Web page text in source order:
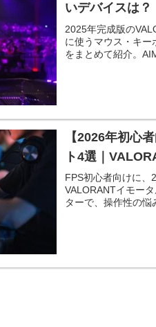
いデバイスは？
2025年完成版の
に使うマウス・キー
をまとめて紹介。
【2026年初心
ト4選｜
FPS初心者向けに、
VALORANTイモー
ターで、操作性の悩